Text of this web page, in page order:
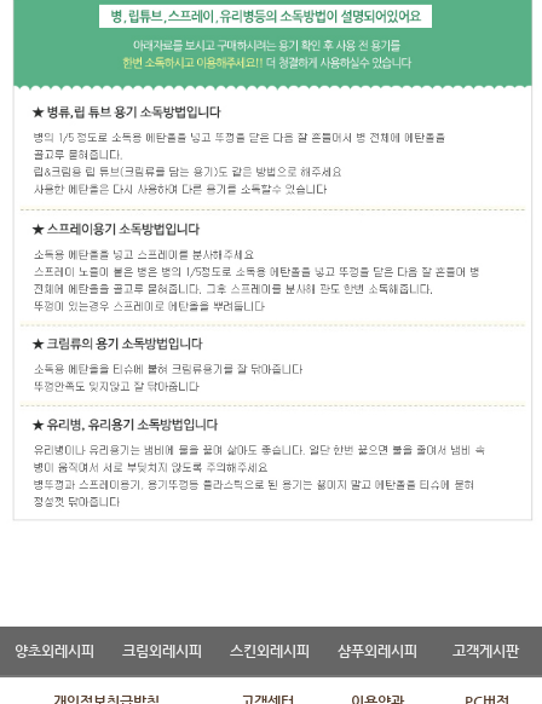
양초외레시피 크림외레시피 스킨외레시피 샴푸외레시피 고객게시판